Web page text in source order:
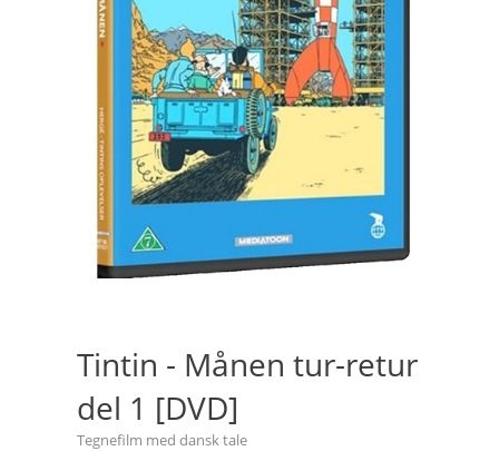
Tintin - Månen tur-retur
del 1 [DVD]
Tegnefilm med dansk tale